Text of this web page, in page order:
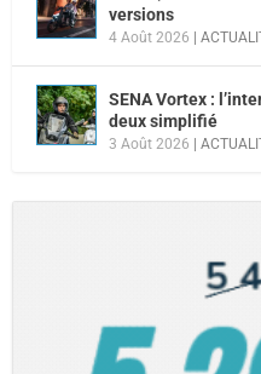
versions
4 Août 2026
SENA Vortex :
deux simplifié
3 Août 2026